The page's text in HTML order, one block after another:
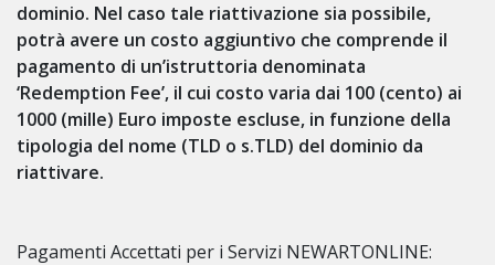
dominio. Nel caso tale riattivazione sia possibile,
potrà avere un costo aggiuntivo che comprende il
pagamento di un’istruttoria denominata
‘Redemption Fee’, il cui costo varia dai 100 (cento) ai
1000 (mille) Euro imposte escluse, in funzione della
tipologia del nome (TLD o s.TLD) del dominio da
riattivare.
Pagamenti Accettati per i Servizi NEWARTONLINE: